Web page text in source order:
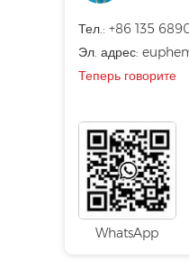
Тел.: +86 135
Эл. адрес:
Теперь говорите
WhatsApp